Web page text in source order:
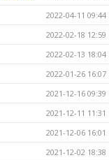
2022-04-11 09:44
2022-02-18 12:59
2022-02-13 18:04
2022-01-26 16:07
2021-12-16 09:39
2021-12-11 11:31
2021-12-06 16:01
2021-12-02 18:38